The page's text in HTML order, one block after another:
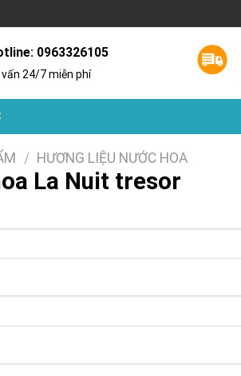
0963326105
24/7 miễn phí
/ HƯƠNG LIỆU NƯỚC HOA
La Nuit tresor